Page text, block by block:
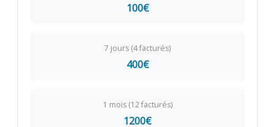
100€
7 jours (4 facturés)
400€
1 mois (12 facturés)
1200€